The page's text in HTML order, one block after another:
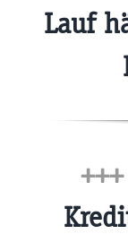
Lauf
+++